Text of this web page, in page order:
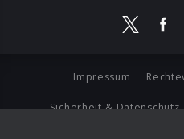
Impressum
Sicherheit & Datenschutz